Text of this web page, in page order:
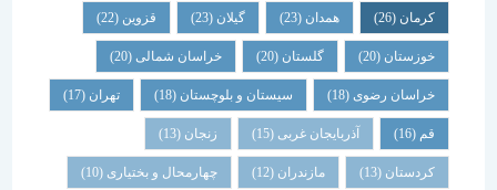
همدان گیلان قزوین
خوزستان(20) گلستان (20) خراسان شمالی(20)
خراسان رضوی(18) سیستان و بلوچستان(18) تهران
آذربایجان غربی(15) زنجان
کردستان(13) مازندران(12) چهارمحال و بختیاری (10)